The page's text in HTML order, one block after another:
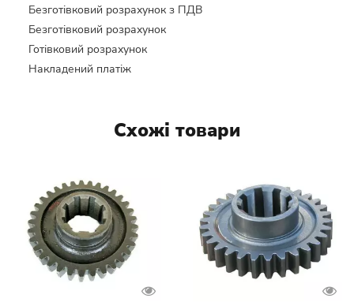
Безготівковий розрахунок з ПДВ
Безготівковий розрахунок
Готівковий розрахунок
Накладений платіж
Схожі товари